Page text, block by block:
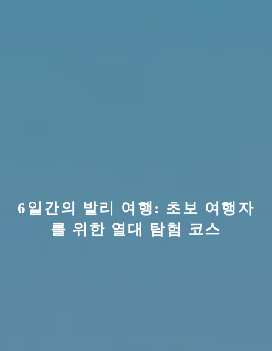
6일간의 발리 여행: 초보 여행자
를 위한 열대 탐험 코스